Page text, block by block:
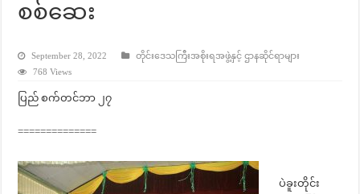
စစ်ဆေး
September 28, 2022
တိုင်းဒေသကြီးအစိုးရအဖွဲ့နှင့် ဌာနဆိုင်ရာများ
768 Views
ပြည် စက်တင်ဘာ ၂၇
==============
ပဲခူးတိုင်း